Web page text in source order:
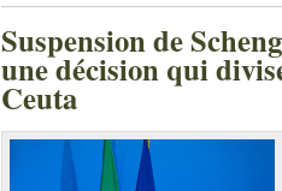
Suspension de
une décision qui
Ceuta